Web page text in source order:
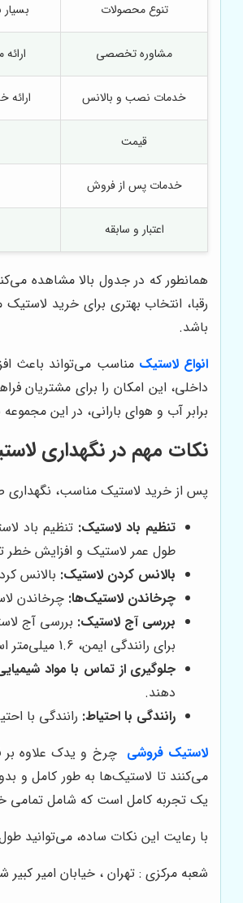
تنوع محصولات
مشاوره تخصصی
خدمات نصب و بالانس
قیمت
خدمات پس از فروش
اعتبار و سابقه
همانطور که در جدول بالا مشاهده
رقبا، انتخاب بهتری برای خرید
باشد.
انواع لاستیک مناسب می‌تواند باعث
داخلی، این امکان را برای مشتریان
برابر آب و هوای بارانی، در این
نکات مهم در نگهداری
پس از خرید لاستیک مناسب، نگهداری
تنظیم باد لاستیک: تنظیم باد
طول عمر لاستیک و افزایش خطر
بالانس کردن لاستیک: بالانس
چرخاندن لاستیک‌ها: چرخاندن لاستیک‌ها به صورت دوره‌ای (هر 8
بررسی آج لاستیک: بررسی آج
برای رانندگی ایمن، 1.6 میلی‌متر است.
جلوگیری از تماس با مواد
دهند.
رانندگی با احتیاط: رانندگی با
لاستیک فروشی چرخ و یدک علاوه بر
می‌کنند تا لاستیک‌ها به طور کامل و
یک تجربه کامل است که شامل تمامی
با رعایت این نکات ساده، می‌توانید
شعبه مرکزی : تهران ، خیابان امیر کبیر شرقی ،